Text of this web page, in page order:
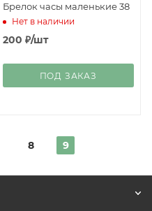
Брелок часы маленькие 38
Нет в наличии
200 ₽/шт
ПОД ЗАКАЗ
8 9